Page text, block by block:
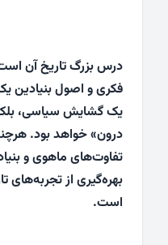
درس بزرگ تاریخ آن
فکری و اصول بنیادین
یک گشایش سیاسی،
درون» خواهد بود.
تفاوت‌های ماهوی و
بهره‌گیری از تجربه‌های
است.